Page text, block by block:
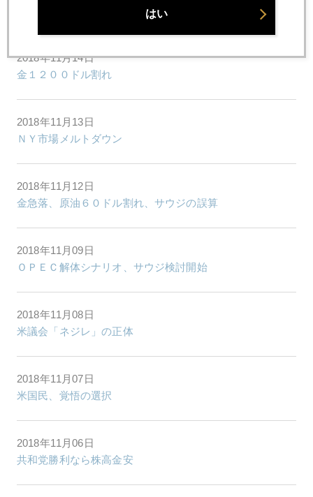
来年景気悪くなるのか、株価迷走
2018年11月14日
金１２００ドル割れ
2018年11月13日
ＮＹ市場メルトダウン
2018年11月12日
金急落、原油６０ドル割れ、サウジの誤算
2018年11月09日
ＯＰＥＣ解体シナリオ、サウジ検討開始
2018年11月08日
米議会「ネジレ」の正体
2018年11月07日
米国民、覚悟の選択
2018年11月06日
共和党勝利なら株高金安
はい